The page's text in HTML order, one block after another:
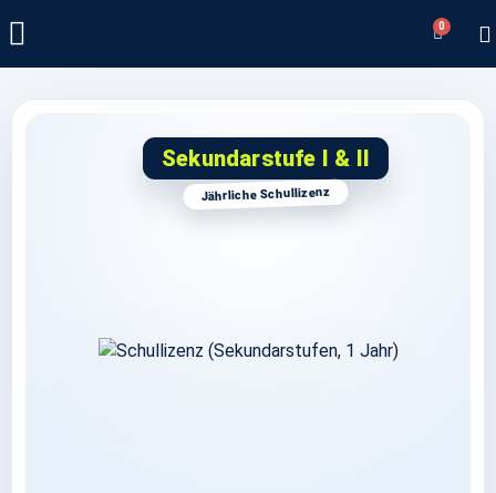
0
Sekundarstufe I & II
Jährliche Schullizenz